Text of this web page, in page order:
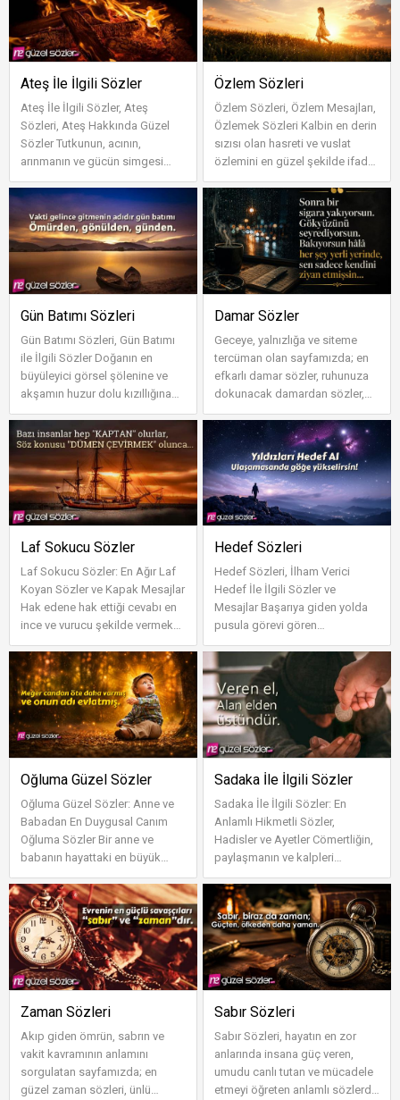
Ateş İle İlgili Sözler
Ateş İle İlgili Sözler, Ateş
Sözleri, Ateş Hakkında Güzel
Sözler Tutkunun, acının,
arınmanın ve gücün simgesi
olan ateşe dair hazırlanan
sayfamızda...
Özlem Sözleri
Özlem Sözleri, Özlem Mesajları,
Özlemek Sözleri Kalbin en derin
sızısı olan hasreti ve vuslat
özlemini en güzel şekilde ifade
edebilmeniz için hazı...
Gün Batımı Sözleri
Gün Batımı Sözleri, Gün Batımı
ile İlgili Sözler Doğanın en
büyüleyici görsel şölenine ve
akşamın huzur dolu kızıllığına
adanmış sayfamızda; en güz...
Damar Sözler
Geceye, yalnızlığa ve siteme
tercüman olan sayfamızda; en
efkarlı damar sözler, ruhunuza
dokunacak damardan sözler,
duygusal derinliği yüksek damar
Laf Sokucu Sözler
Laf Sokucu Sözler: En Ağır Laf
Koyan Sözler ve Kapak Mesajlar
Hak edene hak ettiği cevabı en
ince ve vurucu şekilde vermek
isteyenler için hazırlan...
Hedef Sözleri
Hedef Sözleri, İlham Verici
Hedef İle İlgili Sözler ve
Mesajlar Başarıya giden yolda
pusula görevi gören
sayfamızda; ufkunuzu açacak
hedef sözler...
Oğluma Güzel Sözler
Oğluma Güzel Sözler: Anne ve
Babadan En Duygusal Canım
Oğluma Sözler Bir anne ve
babanın hayattaki en büyük
gurur kaynağı evlatlarıdır.
Sayfamızda;...
Sadaka İle İlgili Sözler
Sadaka İle İlgili Sözler: En
Anlamlı Hikmetli Sözler,
Hadisler ve Ayetler Cömertliğin,
paylaşmanın ve kalpleri
birleştirmenin nişanesi olan
sayfamı...
Zaman Sözleri
Akıp giden ömrün, sabrın ve
vakit kavramının anlamını
sorgulatan sayfamızda; en
güzel zaman sözleri, ünlü
Sabır Sözleri
Sabır Sözleri, hayatın en zor
anlarında insana güç veren,
umudu canlı tutan ve mücadele
etmeyi öğreten anlamlı sözlerdir.